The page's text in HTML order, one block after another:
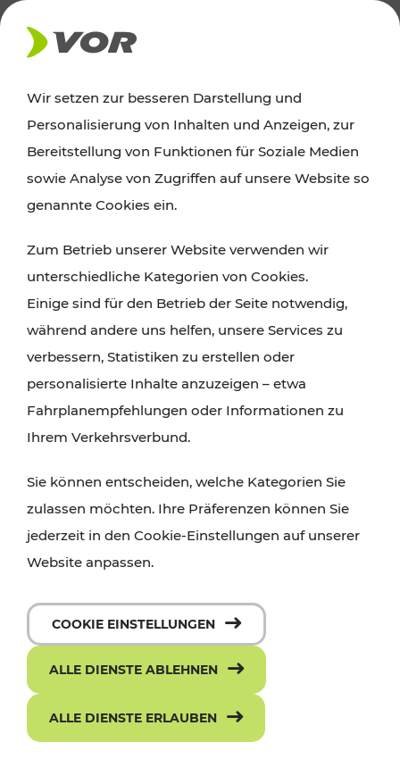
AKTUELLES
News
Alle wichtigen Meldungen zu Fahrplanänderungen,
finden Sie hier im Überblick.
Wir setzen zur besseren Darstellung und
Personalisierung von Inhalten und Anzeigen, zur
Bereitstellung von Funktionen für Soziale Medien
sowie Analyse von Zugriffen auf unsere Website so
genannte Cookies ein.
Zum Betrieb unserer Website verwenden wir
unterschiedliche Kategorien von Cookies.
Einige sind für den Betrieb der Seite notwendig,
während andere uns helfen, unsere Services zu
verbessern, Statistiken zu erstellen oder
personalisierte Inhalte anzuzeigen – etwa
Fahrplanempfehlungen oder Informationen zu
Ihrem Verkehrsverbund.
Sie können entscheiden, welche Kategorien Sie
zulassen möchten. Ihre Präferenzen können Sie
jederzeit in den Cookie-Einstellungen auf unserer
Website anpassen.
COOKIE EINSTELLUNGEN
ALLE DIENSTE ABLEHNEN
ALLE DIENSTE ERLAUBEN